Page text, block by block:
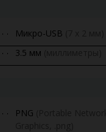
Микро-USB
3.5 мм
PNG